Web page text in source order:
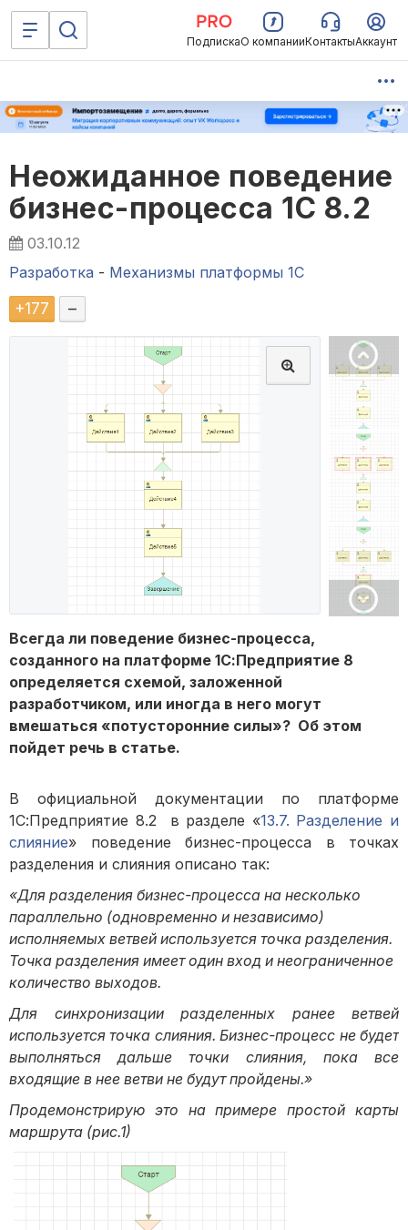
ПодпискаО компанииКонтактыАккаунт
Неожиданное поведение
бизнес-процесса 1С 8.2
03.10.12
Разработка - Механизмы платформы 1С
+177 –
Всегда ли поведение бизнес-процесса,
созданного на платформе 1С:Предприятие 8
определяется схемой, заложенной
разработчиком, или иногда в него могут
вмешаться «потусторонние силы»? Об этом
пойдет речь в статье.
В официальной документации по платформе
1С:Предприятие 8.2 в разделе «13.7. Разделение и
слияние» поведение бизнес-процесса в точках
разделения и слияния описано так:
«Для разделения бизнес-процесса на несколько
параллельно (одновременно и независимо)
исполняемых ветвей используется точка разделения.
Точка разделения имеет один вход и неограниченное
количество выходов.
Для синхронизации разделенных ранее ветвей
используется точка слияния. Бизнес-процесс не будет
выполняться дальше точки слияния, пока все
входящие в нее ветви не будут пройдены.»
Продемонстрирую это на примере простой карты
маршрута (рис.1)